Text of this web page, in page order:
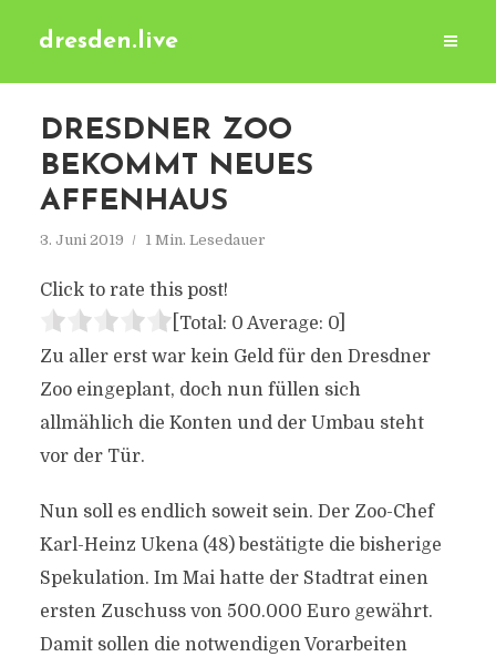
dresden.live
DRESDNER ZOO
BEKOMMT NEUES
AFFENHAUS
3. Juni 2019 1 Min. Lesedauer
Click to rate this post!
[Total: 0 Average: 0]
Zu aller erst war kein Geld für den Dresdner
Zoo eingeplant, doch nun füllen sich
allmählich die Konten und der Umbau steht
vor der Tür.
Nun soll es endlich soweit sein. Der Zoo-Chef
Karl-Heinz Ukena (48) bestätigte die bisherige
Spekulation. Im Mai hatte der Stadtrat einen
ersten Zuschuss von 500.000 Euro gewährt.
Damit sollen die notwendigen Vorarbeiten